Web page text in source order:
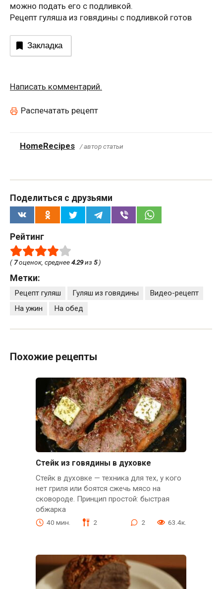
можно подать его с подливкой.
Рецепт гуляша из говядины с подливкой готов
Закладка
Написать комментарий.
Распечатать рецепт
HomeRecipes / автор статьи
Поделиться с друзьями
Рейтинг
( 7оценок, среднее4.29из 5)
Метки:
Рецепт гуляш Гуляш из говядины
Видео-рецепт
На ужин
На обед
Похожие рецепты
Стейк из говядины в духовке
Стейк в духовке — техника для тех, у кого
нет гриля или боятся сжечь мясо на
сковороде. Принцип простой: быстрая
обжарка
40 мин. 2 2 63.4к.